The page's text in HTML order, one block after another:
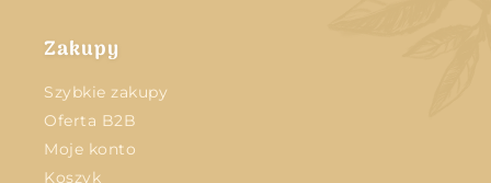
Zakupy
Szybkie zakupy
Oferta B2B
Moje konto
Koszyk